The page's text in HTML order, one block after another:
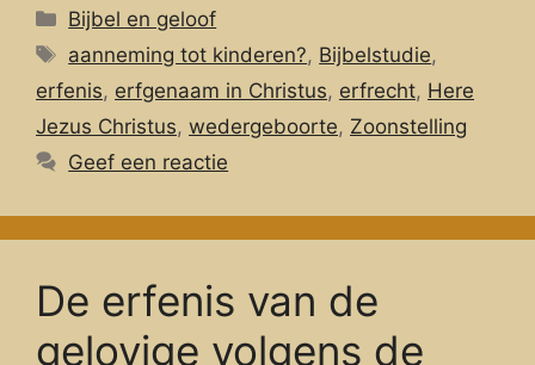
Categorieën
Bijbel en geloof
Tags
aanneming tot kinderen?, Bijbelstudie,
erfenis, erfgenaam in Christus, erfrecht, Here
Jezus Christus, wedergeboorte, Zoonstelling
Geef een reactie
De erfenis van de
gelovige volgens de